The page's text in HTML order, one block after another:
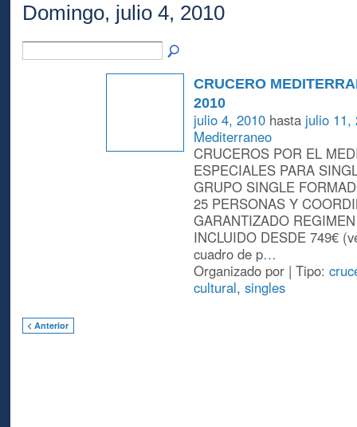
Domingo, julio 4, 2010
CRUCERO
2010
julio 4, 2010hasta julio 11,
Mediterraneo
CRUCEROS POR EL
ESPECIALES PARA
GRUPO SINGLE
25 PERSONAS Y
GARANTIZADO
INCLUIDO DESDE 749€
cuadro de p…
Organizado por | Tipo:
cultural, singles
< Anterior